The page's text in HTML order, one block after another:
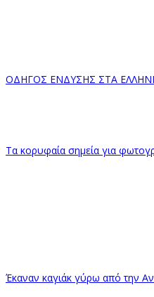
ΟΔΗΓΟΣ ΕΝΔΥΣΗΣ ΣΤΑ
Τα κορυφαία σημεία για
Έκαναν καγιάκ γύρω από την